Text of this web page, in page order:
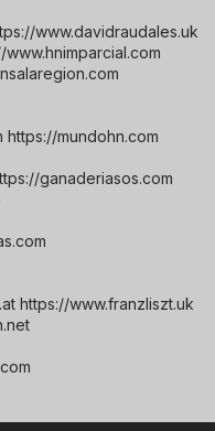
www.davidraudales.uk
mundohn.com
ganaderiasos.com
https://www.franzliszt.uk